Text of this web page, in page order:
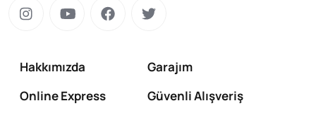
Hakkımızda
Garajım
Online Express
Güvenli Alışveriş